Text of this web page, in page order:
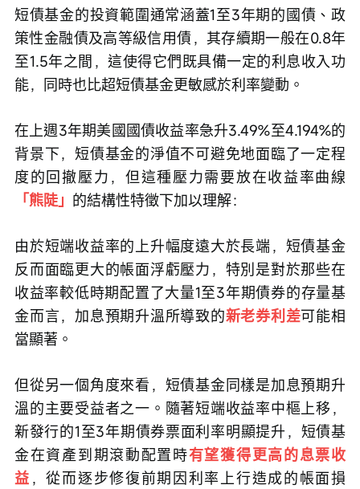
短債基金的投資範圍通常涵蓋1至3年期的國債、政
策性金融債及高等級信用債，其存續期一般在0.8年
至1.5年之間，這使得它們既具備一定的利息收入功
能，同時也比超短債基金更敏感於利率變動。
在上週3年期美國國債收益率急升3.49%至4.194%的
背景下，短債基金的淨值不可避免地面臨了一定程
度的回撤壓力，但這種壓力需要放在收益率曲線
「熊陡」 的結構性特徵下加以理解：
由於短端收益率的上升幅度遠大於長端，短債基金
反而面臨更大的帳面浮虧壓力，特別是對於那些在
收益率較低時期配置了大量1至3年期債券的存量基
金而言，加息預期升溫所導致的新老券利差可能相
當顯著。
但從另一個角度來看，短債基金同樣是加息預期升
溫的主要受益者之一。隨著短端收益率中樞上移，
新發行的1至3年期債券票面利率明顯提升，短債基
金在資產到期滾動配置時有望獲得更高的息票收
益 ，從而逐步修復前期因利率上行造成的帳面損